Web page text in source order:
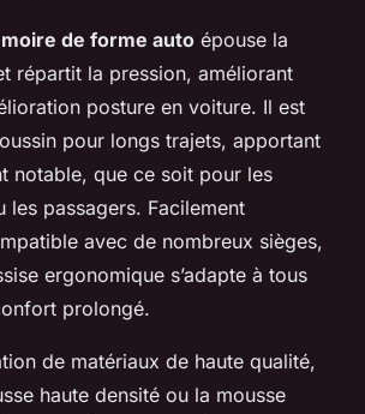
de forme auto épouse la
répartit la pression, améliorant
posture en voiture. Il est
pour longs trajets, apportant
notable, que ce soit pour les
les passagers. Facilement
avec de nombreux sièges,
ergonomique s’adapte à tous
prolongé.
de matériaux de haute qualité,
haute densité ou la mousse